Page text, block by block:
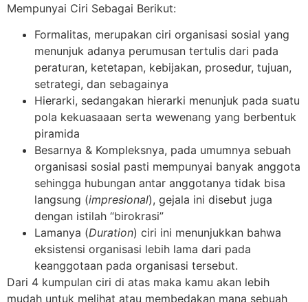
Mempunyai Ciri Sebagai Berikut:
Formalitas, merupakan ciri organisasi sosial yang
menunjuk adanya perumusan tertulis dari pada
peraturan, ketetapan, kebijakan, prosedur, tujuan,
setrategi, dan sebagainya
Hierarki, sedangakan hierarki menunjuk pada suatu
pola kekuasaaan serta wewenang yang berbentuk
piramida
Besarnya & Kompleksnya, pada umumnya sebuah
organisasi sosial pasti mempunyai banyak anggota
sehingga hubungan antar anggotanya tidak bisa
langsung (impresional), gejala ini disebut juga
dengan istilah “birokrasi”
Lamanya (Duration) ciri ini menunjukkan bahwa
eksistensi organisasi lebih lama dari pada
keanggotaan pada organisasi tersebut.
Dari 4 kumpulan ciri di atas maka kamu akan lebih
mudah untuk melihat atau membedakan mana sebuah